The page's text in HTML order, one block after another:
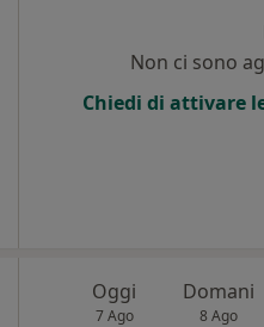
Non ci sono
Chiedi di attivare
Oggi
7 Ago
Domani
8 Ago